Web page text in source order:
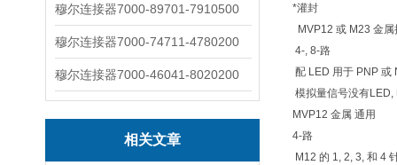
穆尔连接器7000-89701-7910500
穆尔连接器7000-74711-4780200
穆尔连接器7000-46041-8020200
相关文章
*灌封
MVP12 或 M23 金
4-, 8-路
配 LED 用于 PNP 或
模拟量信号没有
MVP12 金属 通用
4-路
M12 的 1, 2, 3, 和 4